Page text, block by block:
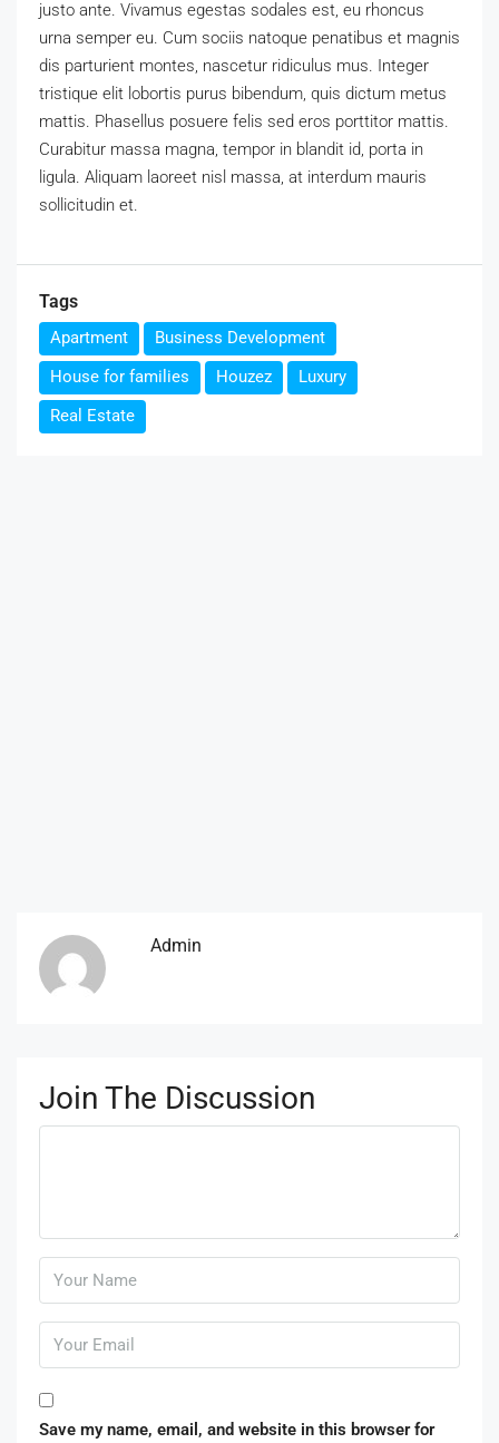
justo ante. Vivamus egestas sodales est, eu rhoncus
urna semper eu. Cum sociis natoque penatibus et magnis
dis parturient montes, nascetur ridiculus mus. Integer
tristique elit lobortis purus bibendum, quis dictum metus
mattis. Phasellus posuere felis sed eros porttitor mattis.
Curabitur massa magna, tempor in blandit id, porta in
ligula. Aliquam laoreet nisl massa, at interdum mauris
sollicitudin et.
Tags
Apartment
Business Development
House for families
Houzez
Luxury
Real Estate
Admin
Join The Discussion
Save my name, email, and website in this browser for